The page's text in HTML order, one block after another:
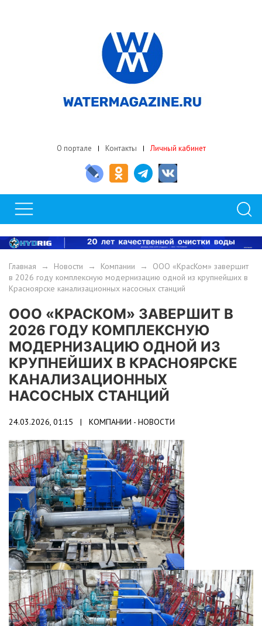
О портале Контакты Личный кабинет
Главная → Новости → Компании → ООО «КрасКом» завершит
в 2026 году комплексную модернизацию одной из крупнейших в
Красноярске канализационных насосных станций
ООО «КРАСКОМ» ЗАВЕРШИТ В
2026 ГОДУ КОМПЛЕКСНУЮ
МОДЕРНИЗАЦИЮ ОДНОЙ ИЗ
КРУПНЕЙШИХ В КРАСНОЯРСКЕ
КАНАЛИЗАЦИОННЫХ
НАСОСНЫХ СТАНЦИЙ
24.03.2026, 01:15 | КОМПАНИИ - НОВОСТИ